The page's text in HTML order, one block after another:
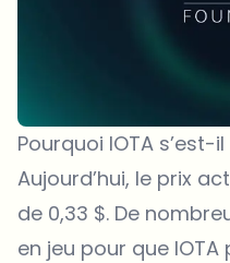
Pourquoi IOTA s’est-
Aujourd’hui, le prix
de 0,33 $. De
en jeu pour que IOTA